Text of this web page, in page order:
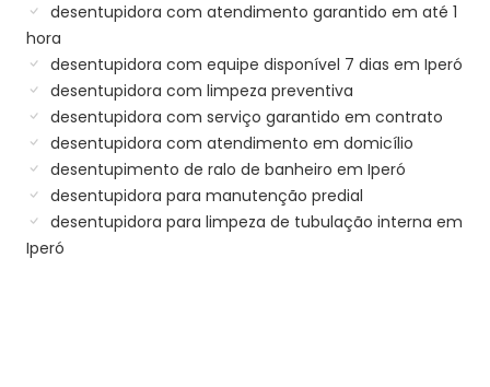
desentupidora com atendimento garantido em até 1
hora
desentupidora com equipe disponível 7 dias em Iperó
desentupidora com limpeza preventiva
desentupidora com serviço garantido em contrato
desentupidora com atendimento em domicílio
desentupimento de ralo de banheiro em Iperó
desentupidora para manutenção predial
desentupidora para limpeza de tubulação interna em
Iperó